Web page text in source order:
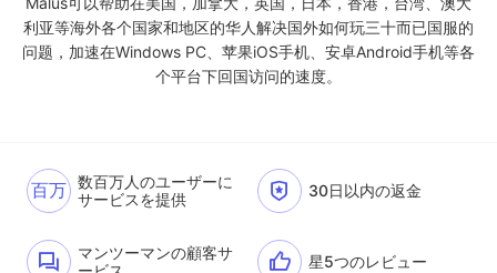
利亚等海外各个国家和地区的华人解决国外如何玩三十而已国服的
问题，加速在Windows PC、苹果iOS手机、安卓Android手机等各
个平台下回国访问的速度。
百万 数百万人のユーザーに
サービスを提供
30日以内の返金
マンツーマンの顧客サ
星5つのレビュー